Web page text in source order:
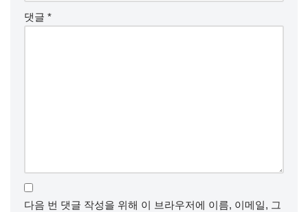
댓글 *
다음 번 댓글 작성을 위해 이 브라우저에 이름, 이메일, 그